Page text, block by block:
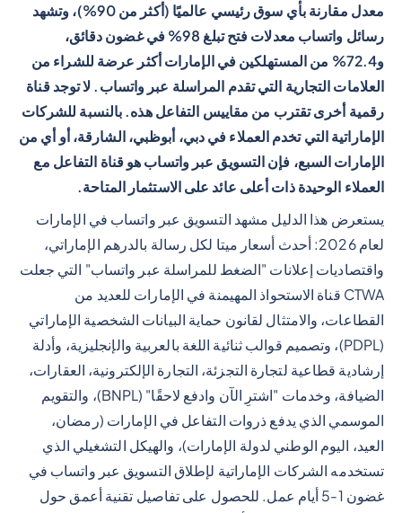
معدل مقارنة بأي سوق رئيسي عالميًا (أكثر من 90%)، وتشهد
رسائل واتساب معدلات فتح تبلغ 98% في غضون دقائق،
و72.4% من المستهلكين في الإمارات أكثر عرضة للشراء من
العلامات التجارية التي تقدم المراسلة عبر واتساب. لا توجد قناة
رقمية أخرى تقترب من مقاييس التفاعل هذه. بالنسبة للشركات
الإماراتية التي تخدم العملاء في دبي، أبوظبي، الشارقة، أو أي من
الإمارات السبع، فإن التسويق عبر واتساب هو قناة التفاعل مع
العملاء الوحيدة ذات أعلى عائد على الاستثمار المتاحة.
يستعرض هذا الدليل مشهد التسويق عبر واتساب في الإمارات
لعام 2026: أحدث أسعار ميتا لكل رسالة بالدرهم الإماراتي،
واقتصاديات إعلانات "الضغط للمراسلة عبر واتساب" التي جعلت
CTWA قناة الاستحواذ المهيمنة في الإمارات للعديد من
القطاعات، والامتثال لقانون حماية البيانات الشخصية الإماراتي
(PDPL)، وتصميم قوالب ثنائية اللغة بالعربية والإنجليزية، وأدلة
إرشادية قطاعية لتجارة التجزئة، التجارة الإلكترونية، العقارات،
الضيافة، وخدمات "اشترِ الآن وادفع لاحقًا" (BNPL)، والتقويم
الموسمي الذي يدفع ذروات التفاعل في الإمارات (رمضان،
العيد، اليوم الوطني لدولة الإمارات)، والهيكل التشغيلي الذي
تستخدمه الشركات الإماراتية لإطلاق التسويق عبر واتساب في
غضون 1-5 أيام عمل. للحصول على تفاصيل تقنية أعمق حول